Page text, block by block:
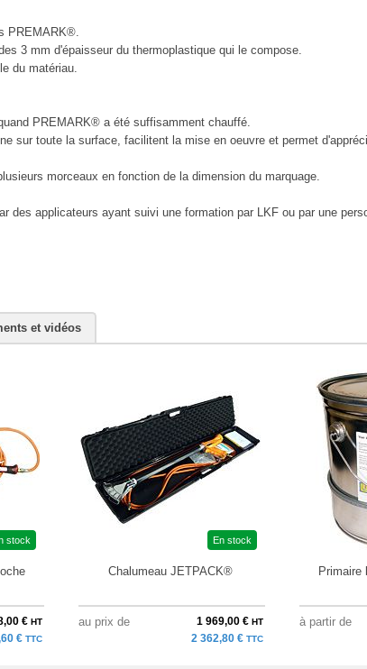
PREMARK®.
3 mm d'épaisseur du thermoplastique qui le compose.
du matériau.
PREMARK® a été suffisamment chauffé.
sur toute la surface, facilitent la mise en oeuvre et permet
morceaux en fonction de la dimension du marquage.
des applicateurs ayant suivi une formation par LKF ou par une
et vidéos
stock
€ HT
€ TTC
En stock
Chalumeau JETPACK®
au prix de 1 969,00 € HT
2 362,80 € TTC
Primaire
à partir de